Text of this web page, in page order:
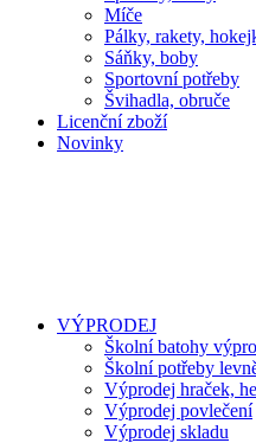
Míče
Pálky, rakety,
Sáňky, boby
Sportovní potřeby
Švihadla, obruče
Licenční zboží
Novinky
VÝPRODEJ
Školní batohy
Školní potřeby
Výprodej hraček,
Výprodej povlečení
Výprodej skladu